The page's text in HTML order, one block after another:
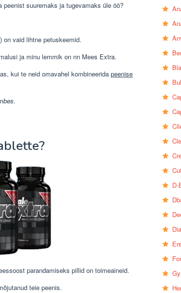
suuremaks ja tugevamaks üle öö?
vaid lihtne petuskeemid.
ja minu lemmik on nn Mees Extra.
kui te neid omavahel kombineerida peenise
parandamiseks pillid on toimeaineid.
teie peenis.
D-